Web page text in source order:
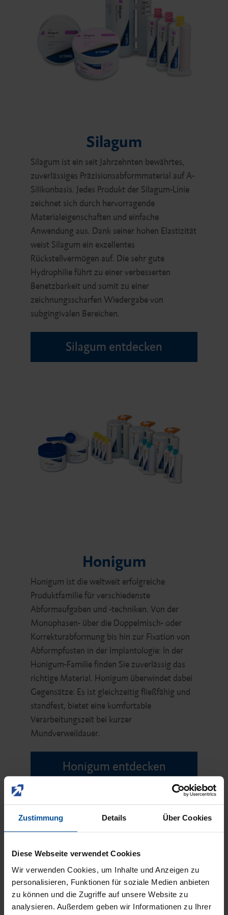
Zustimmung Details Über Cookies
Diese Webseite verwendet Cookies
Wir verwenden Cookies, um Inhalte und Anzeigen zu
personalisieren, Funktionen für soziale Medien anbieten
zu können und die Zugriffe auf unsere Website zu
analysieren. Außerdem geben wir Informationen zu Ihrer
Silagum
Silagum ist ein seit Jahrzehnten bewährtes,
zuverlässiges Präzisionsabformmaterial auf A-
Silikonbasis. Jedes Produkt der Silagum-Linie
zeichnet sich durch hervorragende
Materialeigenschaften und einfache
Anwendung aus. Dank seiner hohen Elastizität
weist Silagum ein exzellentes
Rückstellvermögen auf. Die sehr gute
Hydrophilie führt zu einer verbesserten
Benetzbarkeit und somit zu einer
zeichnungsscharfen Wiedergabe von
subgingivalen Bereichen.
Silagum entdecken
Honigum
Honigum ist die weltweit erfolgreiche
Produktfamilie für verschiedenste
Abformaufgaben und -techniken. Von der
Monophasen- über die Doppelmisch- oder
Korrekturabformung bis hin zur Fixation von
Abformpfosten in der Implantologie: In der
Honigum-Familie finden Sie zuverlässig das
richtige Material. Honigum überwindet dabei
Gegensätze: Es ist gleichzeitig fließfähig und
standfest, bietet eine komfortable
Verarbeitungszeit bei kurzer
Mundverweildauer.
Honigum entdecken